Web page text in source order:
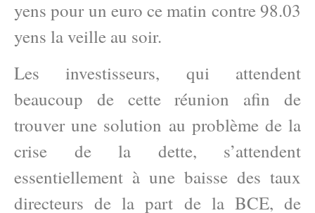
yens pour un euro ce matin contre 98.03
yens la veille au soir.
Les investisseurs, qui attendent
beaucoup de cette réunion afin de
trouver une solution au problème de la
crise de la dette, s’attendent
essentiellement à une baisse des taux
directeurs de la part de la BCE, de